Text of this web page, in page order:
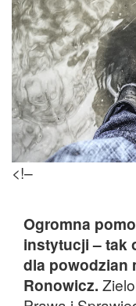
<!–
Ogromna
instytucji – tak
dla powodzian
Ronowicz.